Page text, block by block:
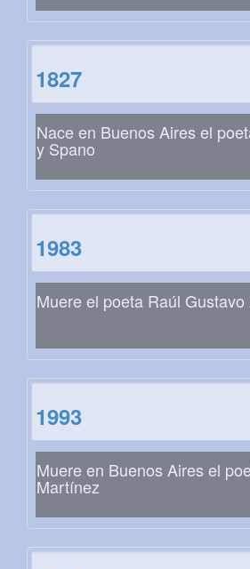
1827
Nace en Buenos Aires el
y Spano
1983
Muere el poeta Raúl Gustavo
1993
Muere en Buenos Aires el
Martínez